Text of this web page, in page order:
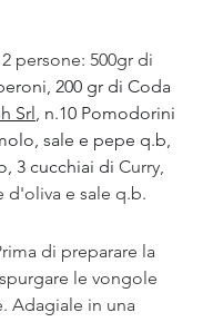
persone: 500gr di
200 gr di Coda
Srl, n.10 Pomodorini
sale e pepe q.b,
3 cucchiai di Curry,
d'oliva e sale q.b.
di preparare la
le vongole
Adagiale in una